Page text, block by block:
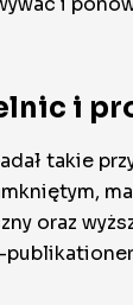
i
takie
oraz